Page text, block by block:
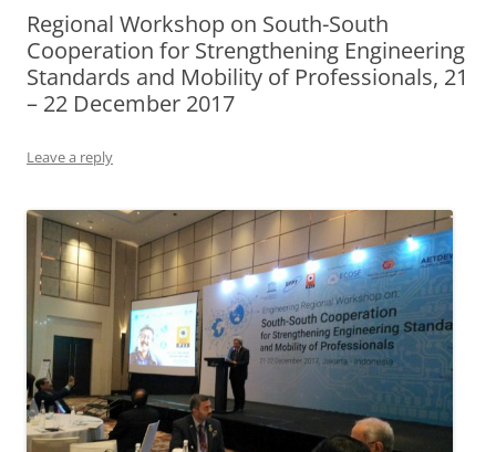
Regional Workshop on South-South
Cooperation for Strengthening Engineering
Standards and Mobility of Professionals, 21
– 22 December 2017
Leave a reply